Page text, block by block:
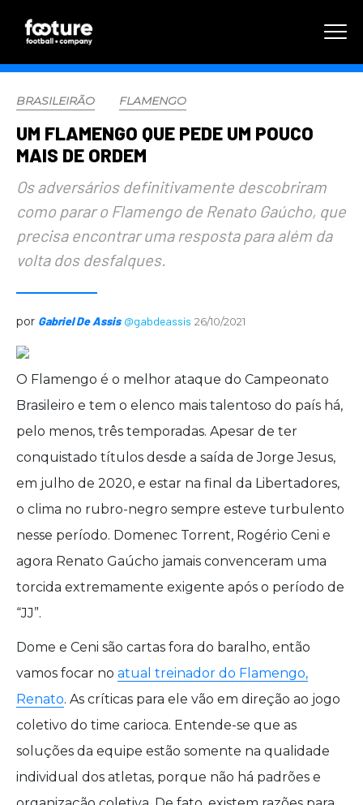
BRASILEIRÃO FLAMENGO
UM FLAMENGO QUE PEDE UM POUCO
MAIS DE ORDEM
Os adversários definitivamente descobriram
como parar o Flamengo de Renato Gaúcho, que
precisa encontrar uma resposta para além da
volta dos desfalques.
por Gabriel De Assis @gabdeassis 26/10/2021
O Flamengo é o melhor ataque do Campeonato
Brasileiro e tem o elenco mais talentoso do país há,
pelo menos, três temporadas. Apesar de ter
conquistado títulos desde a saída de Jorge Jesus,
em julho de 2020, e estar na final da Libertadores,
o clima no rubro-negro sempre esteve turbulento
nesse período. Domenec Torrent, Rogério Ceni e
agora Renato Gaúcho jamais convenceram uma
torcida extremamente exigente após o período de
“JJ”.
Dome e Ceni são cartas fora do baralho, então
vamos focar no atual treinador do Flamengo,
Renato. As críticas para ele vão em direção ao jogo
coletivo do time carioca. Entende-se que as
soluções da equipe estão somente na qualidade
individual dos atletas, porque não há padrões e